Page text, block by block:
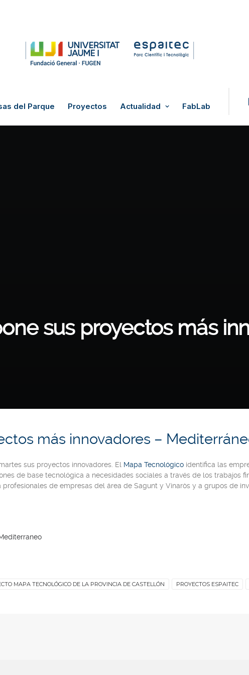
del Parque Proyectos Actualidad FabLab
sus proyectos más
más innovadores –
sus proyectos innovadores. El Mapa Tecnológico identifica las
de base tecnológica a necesidades sociales a través de los trabajos
profesionales de empresas del área de Sagunt y Vinaròs y a grupos de
MAPA TECNOLÓGICO DE LA PROVINCIA DE CASTELLÓN PROYECTOS ESPAITEC